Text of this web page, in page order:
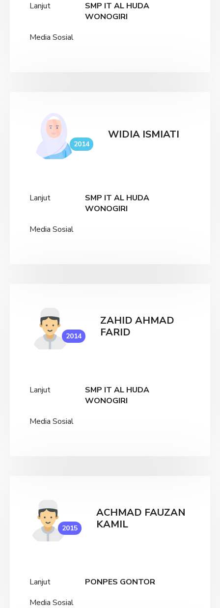
Lanjut
SMP IT AL HUDA
WONOGIRI
Media Sosial
2014
WIDIA ISMIATI
Lanjut
SMP IT AL HUDA
WONOGIRI
Media Sosial
2014
ZAHID AHMAD
FARID
Lanjut
SMP IT AL HUDA
WONOGIRI
Media Sosial
2015
ACHMAD FAUZAN
KAMIL
Lanjut
PONPES GONTOR
Media Sosial